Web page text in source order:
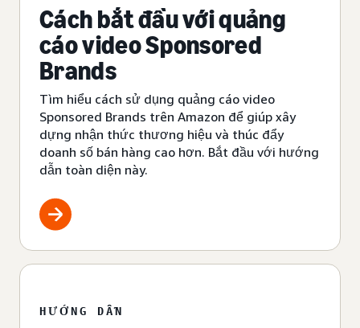
Cách bắt đầu với quảng
cáo video Sponsored
Brands
Tìm hiểu cách sử dụng quảng cáo video
Sponsored Brands trên Amazon để giúp xây
dựng nhận thức thương hiệu và thúc đẩy
doanh số bán hàng cao hơn. Bắt đầu với hướng
dẫn toàn diện này.
HƯỚNG DẪN